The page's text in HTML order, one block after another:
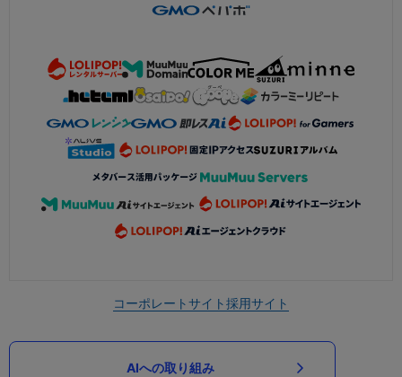
コーポレートサイト採用サイト
AIへの取り組み